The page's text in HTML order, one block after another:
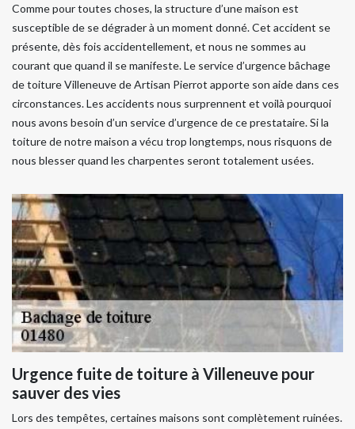
Comme pour toutes choses, la structure d’une maison est
susceptible de se dégrader à un moment donné. Cet accident se
présente, dès fois accidentellement, et nous ne sommes au
courant que quand il se manifeste. Le service d’urgence bâchage
de toiture Villeneuve de Artisan Pierrot apporte son aide dans ces
circonstances. Les accidents nous surprennent et voilà pourquoi
nous avons besoin d’un service d’urgence de ce prestataire. Si la
toiture de notre maison a vécu trop longtemps, nous risquons de
nous blesser quand les charpentes seront totalement usées.
Urgence fuite de toiture à Villeneuve pour
sauver des vies
Lors des tempêtes, certaines maisons sont complètement ruinées.